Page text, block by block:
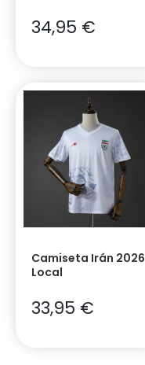
34,95 €
Camiseta Irán 2026
Local
33,95 €